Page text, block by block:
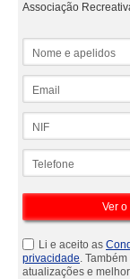
Associação
Li e aceito as
privacidade.
atualizações e